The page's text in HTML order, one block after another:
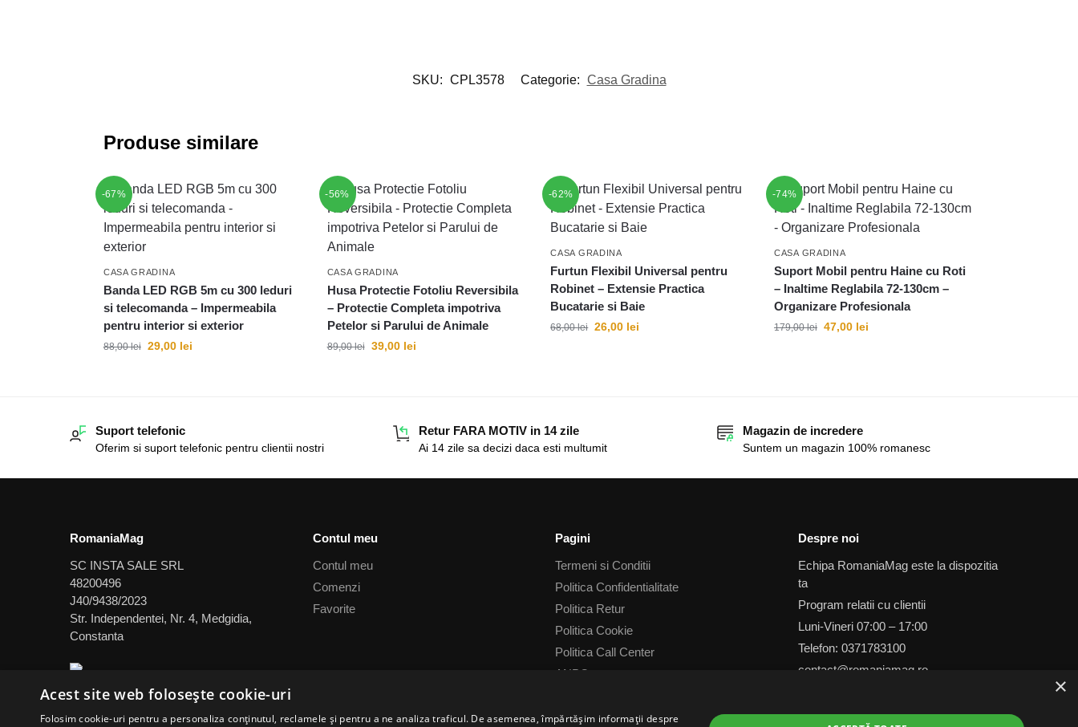
SKU: CPL3578 Categorie: Casa Gradina
Produse similare
-67%
CASA GRADINA
Banda LED RGB 5m cu 300 leduri
si telecomanda – Impermeabila
pentru interior si exterior
88,00lei 29,00 lei
-56%
CASA GRADINA
Husa Protectie Fotoliu Reversibila
– Protectie Completa impotriva
Petelor si Parului de Animale
89,00lei 39,00 lei
-62%
CASA GRADINA
Furtun Flexibil Universal pentru
Robinet – Extensie Practica
Bucatarie si Baie
68,00lei 26,00 lei
-74%
CASA GRADINA
Suport Mobil pentru Haine cu Roti
– Inaltime Reglabila 72-130cm –
Organizare Profesionala
179,00lei 47,00 lei
Suport telefonic
Oferim si suport telefonic pentru clientii nostri
Retur FARA MOTIV in 14 zile
Ai 14 zile sa decizi daca esti multumit
Magazin de incredere
Suntem un magazin 100% romanesc
RomaniaMag
SC INSTA SALE SRL
48200496
J40/9438/2023
Str. Independentei, Nr. 4, Medgidia,
Constanta
Contul meu
Contul meu
Comenzi
Favorite
Pagini
Termeni si Conditii
Politica Confidentialitate
Politica Retur
Politica Cookie
Politica Call Center
ANPC
Despre noi
Echipa RomaniaMag este la dispozitia
ta
Program relatii cu clientii
Luni-Vineri 07:00 – 17:00
Telefon: 0371783100
contact@romaniamag.ro
×
Acest site web folosește cookie-uri
Folosim cookie-uri pentru a personaliza conținutul, reclamele și pentru a ne analiza traficul. De asemenea, împărtășim informații despre